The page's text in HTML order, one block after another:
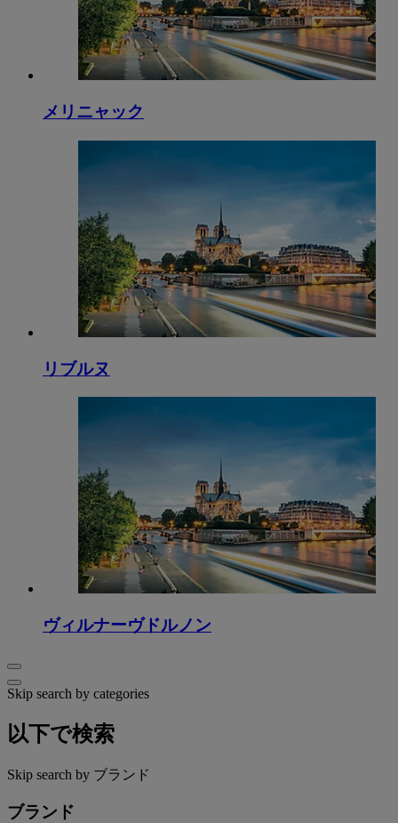
メリニャック
リブルヌ
ヴィルナーヴドルノン
Skip search by categories
以下で検索
Skip search by ブランド
ブランド